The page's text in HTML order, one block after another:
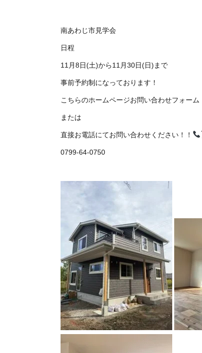
南あわじ市見学会
日程
11月8日(土)から11月30日(日)まで
事前予約制になっております！
こちらのホームページお問い合わせフォーム
または
直接お電話にてお問い合わせください！！
0799-64-0750